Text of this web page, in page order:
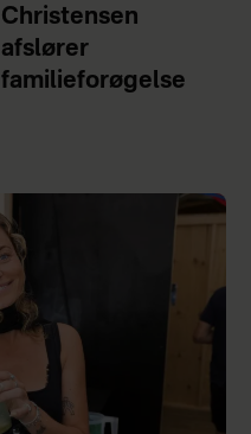
Christensen
afslører
familieforøgelse